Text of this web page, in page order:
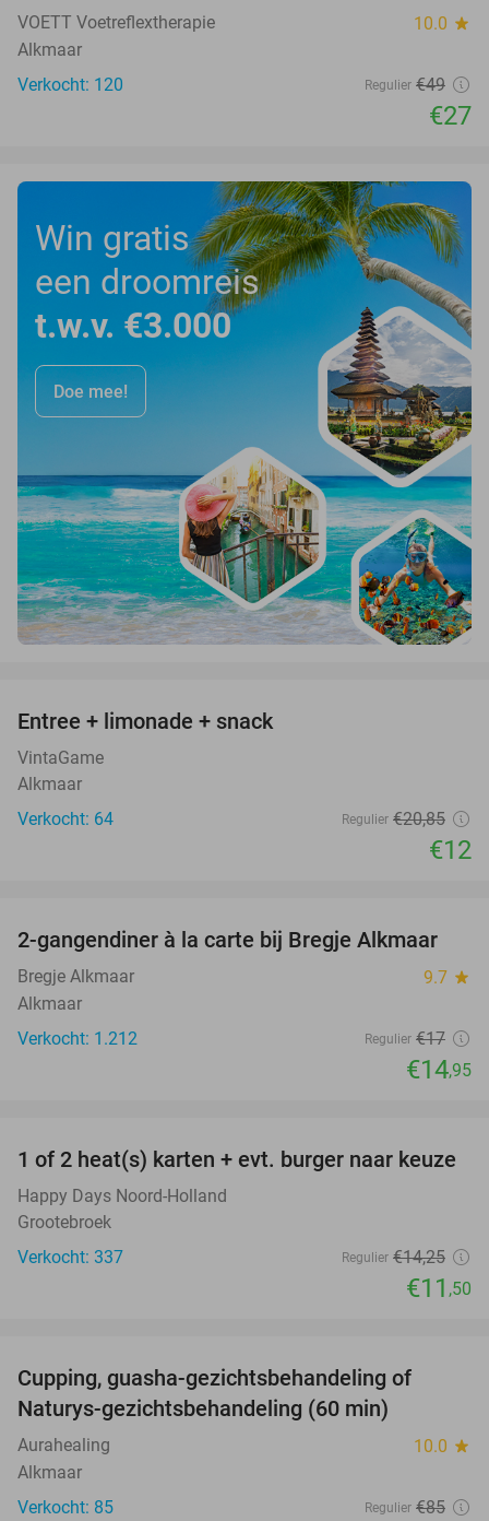
VOETT Voetreflextherapie 10.0 star
Alkmaar
Verkocht: 120
Regulier €49
€27
Win gratis
een droomreis
t.w.v. €3.000
Doe mee!
Entree + limonade + snack
VintaGame
Alkmaar
Verkocht: 64
Regulier €20,85
€12
12%
2-gangendiner à la carte bij Bregje Alkmaar
Bregje Alkmaar 9.7 star
Alkmaar
Verkocht: 1.212
Regulier €17
€14,95
19%
1 of 2 heat(s) karten + evt. burger naar keuze
Happy Days Noord-Holland
Grootebroek
Verkocht: 337
Regulier €14,25
€11 ,50
Cupping, guasha-gezichtsbehandeling of
Naturys-gezichtsbehandeling (60 min)
Aurahealing 10.0 star
Alkmaar
Verkocht: 85
Regulier €85